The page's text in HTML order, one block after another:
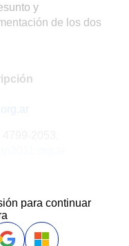
y
de los dos
para continuar